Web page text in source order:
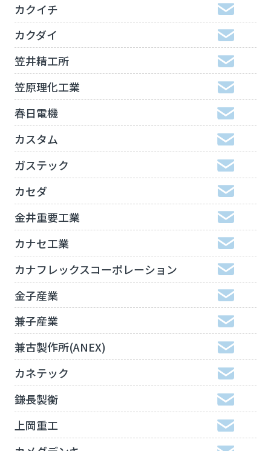
カクイチ
カクダイ
笠井精工所
笠原理化工業
春日電機
カスタム
ガステック
カセダ
金井重要工業
カナセ工業
カナフレックスコーポレーション
金子産業
兼子産業
兼古製作所(ANEX)
カネテック
鎌長製衡
上岡重工